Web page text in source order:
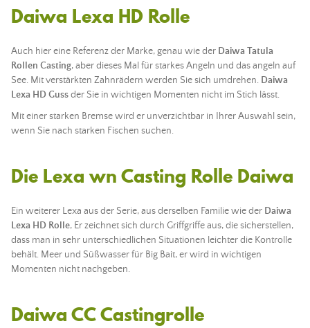
Daiwa Lexa HD Rolle
Auch hier eine Referenz der Marke, genau wie der Daiwa Tatula
Rollen Casting, aber dieses Mal für starkes Angeln und dasangeln auf
See. Mit verstärkten Zahnrädern werden Sie sich umdrehen. Daiwa
Lexa HD Gussder Sie in wichtigen Momenten nicht im Stich lässt.
Mit einer starken Bremse wird er unverzichtbar in Ihrer Auswahl sein,
wenn Sie nach starken Fischen suchen.
Die Lexa wn Casting Rolle Daiwa
Ein weiterer Lexa aus der Serie, aus derselben Familie wie der Daiwa
Lexa HD Rolle, Er zeichnet sich durch Griffgriffe aus, die sicherstellen,
dass man in sehr unterschiedlichen Situationen leichter die Kontrolle
behält. Meer und Süßwasser für Big Bait, er wird in wichtigen
Momenten nicht nachgeben.
Daiwa CC Castingrolle